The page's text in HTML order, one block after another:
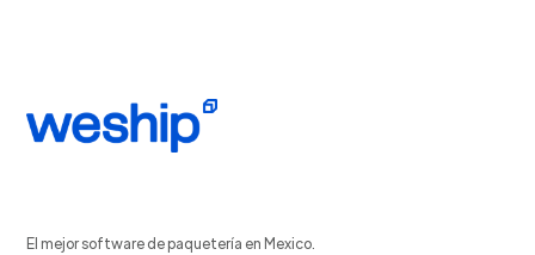
El mejor software de paquetería en Mexico.